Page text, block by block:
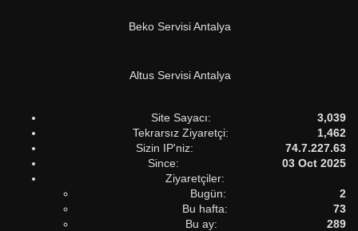
Beko Servisi Antalya
Altus Servisi Antalya
Site Sayacı:
3,039
Tekrarsız Ziyaretçi:
1,462
Sizin IP'niz:
74.7.227.63
Since:
03 Oct 2025
Ziyaretçiler:
Bugün:
2
Bu hafta:
73
Bu ay:
289